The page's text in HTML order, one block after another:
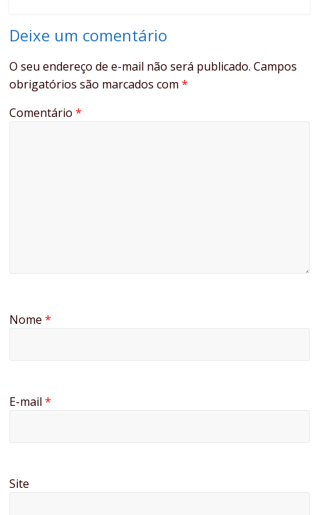
Deixe um comentário
O seu endereço de e-mail não será publicado. Campos
obrigatórios são marcados com*
Comentário*
Nome*
E-mail*
Site